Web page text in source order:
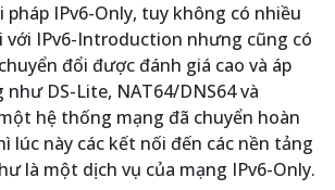
IPv6-Only, tuy không có nhiều
với IPv6-Introduction nhưng cũng có
đổi được đánh giá cao và áp
DS-Lite, NAT64/DNS64 và
hệ thống mạng đã chuyển hoàn
lúc này các kết nối đến các nền tảng
là một dịch vụ của mạng IPv6-Only.